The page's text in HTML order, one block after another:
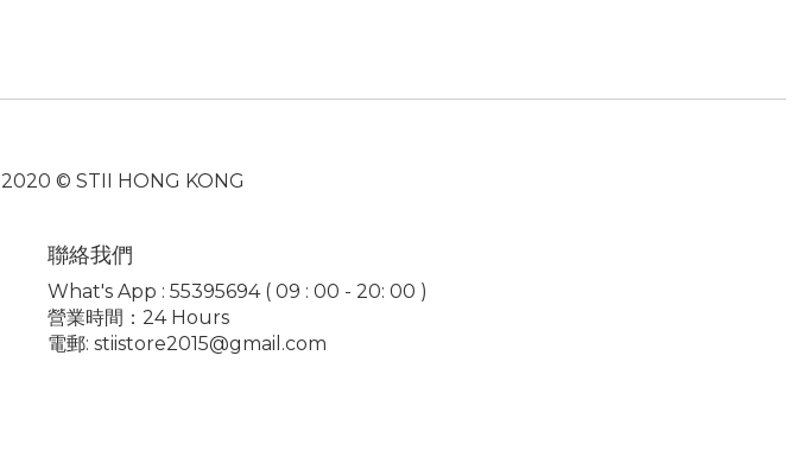
| 2020 © STII HONG KONG
聯絡我們
What's App : 55395694 ( 09 : 00 - 20: 00 )
營業時間：24 Hours
電郵: stiistore2015@gmail.com